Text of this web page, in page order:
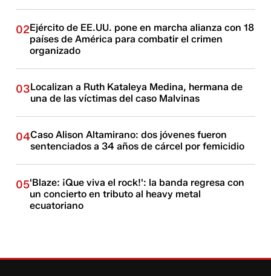
02Ejército de EE.UU. pone en marcha alianza con 18
países de América para combatir el crimen
organizado
03Localizan a Ruth Kataleya Medina, hermana de
una de las víctimas del caso Malvinas
04Caso Alison Altamirano: dos jóvenes fueron
sentenciados a 34 años de cárcel por femicidio
05'Blaze: ¡Que viva el rock!': la banda regresa con
un concierto en tributo al heavy metal
ecuatoriano